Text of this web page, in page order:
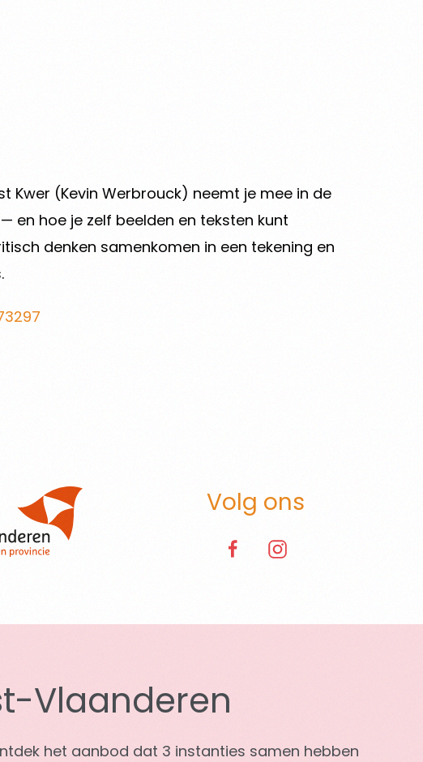
Kwer (Kevin Werbrouck) neemt je mee in de
hoe je zelf beelden en teksten kunt
denken samenkomen in een tekening en
Volg ons
Vlaanderen
het aanbod dat 3 instanties samen hebben